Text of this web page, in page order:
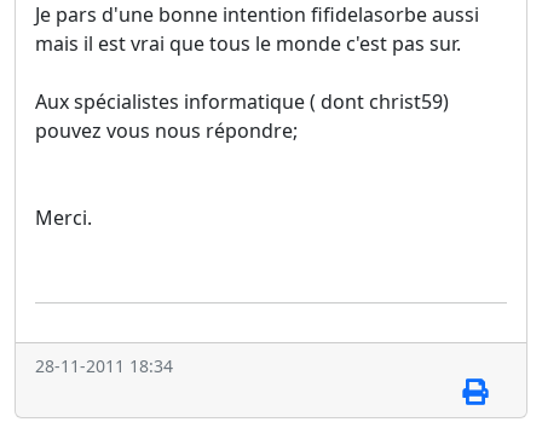
Je pars d'une bonne intention fifidelasorbe aussi
mais il est vrai que tous le monde c'est pas sur.
Aux spécialistes informatique ( dont christ59)
pouvez vous nous répondre;
Merci.
28-11-2011 18:34